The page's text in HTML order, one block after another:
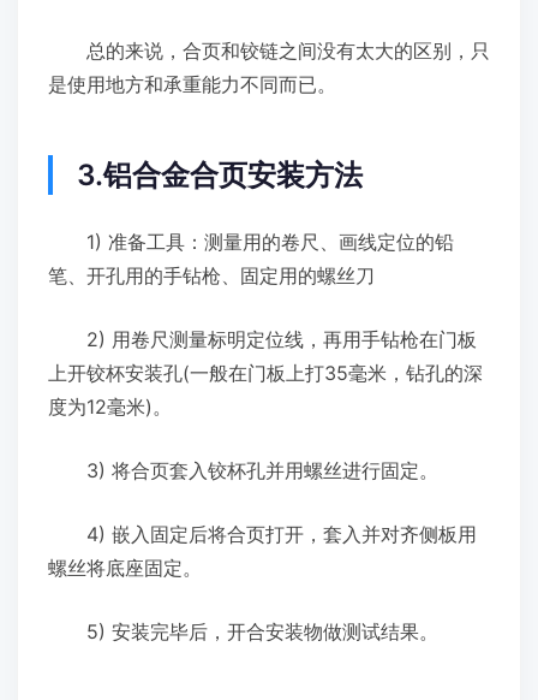
总的来说，合页和铰链之间没有太大的区别，只
是使用地方和承重能力不同而已。
3.铝合金合页安装方法
1) 准备工具：测量用的卷尺、画线定位的铅
笔、开孔用的手钻枪、固定用的螺丝刀
2) 用卷尺测量标明定位线，再用手钻枪在门板
上开铰杯安装孔(一般在门板上打35毫米，钻孔的深
度为12毫米)。
3) 将合页套入铰杯孔并用螺丝进行固定。
4) 嵌入固定后将合页打开，套入并对齐侧板用
螺丝将底座固定。
5) 安装完毕后，开合安装物做测试结果。